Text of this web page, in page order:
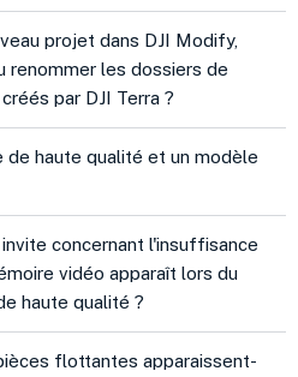
projet dans DJI Modify,
renommer les dossiers de
par DJI Terra ?
haute qualité et un modèle
concernant l'insuffisance
vidéo apparaît lors du
haute qualité ?
flottantes apparaissent-